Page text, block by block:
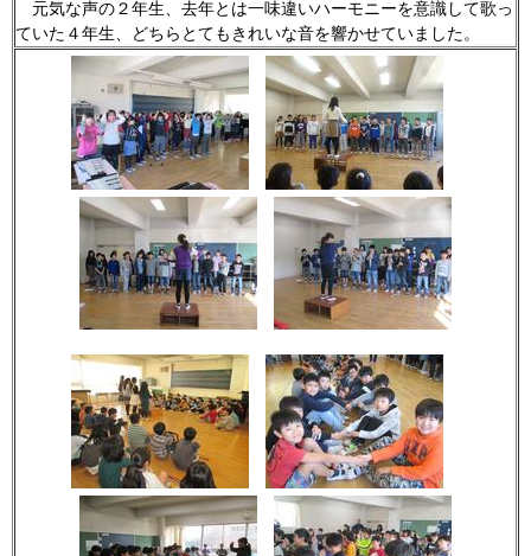
元気な声の２年生、去年とは一味違いハーモニーを意識して歌っ
ていた４年生、どちらとてもきれいな音を響かせていました。